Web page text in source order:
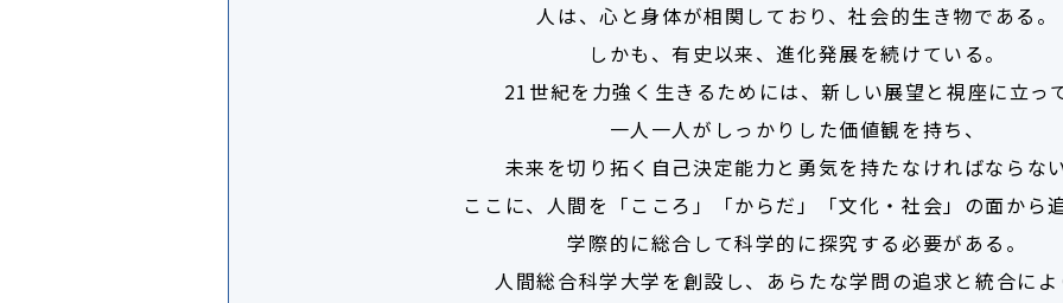
人は、心と身体が相関しており、社会的生き物である。
しかも、有史以来、進化発展を続けている。
21世紀を力強く生きるためには、新しい展望と視座に立っ
一人一人がしっかりした価値観を持ち、
未来を切り拓く自己決定能力と勇気を持たなければならな
ここに、人間を「こころ」「からだ」「文化・社会」の面から
学際的に総合して科学的に探究する必要がある。
人間総合科学大学を創設し、あらたな学問の追求と統合に